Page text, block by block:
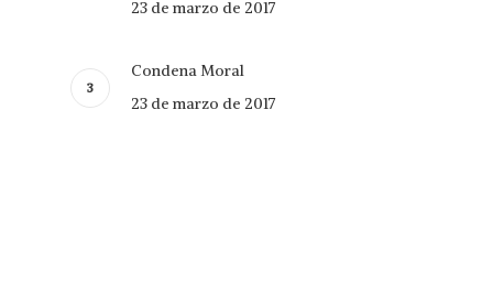
23 de marzo de 2017
Condena Moral
23 de marzo de 2017